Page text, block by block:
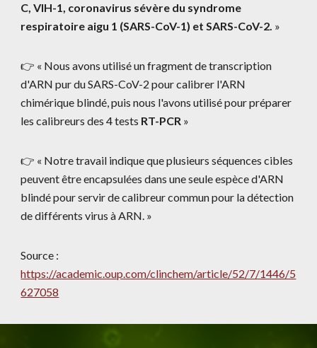
C, VIH-1, coronavirus sévère du syndrome
respiratoire aigu 1 (SARS-CoV-1) et SARS-CoV-2. »
👉 « Nous avons utilisé un fragment de transcription
d'ARN pur du SARS-CoV-2 pour calibrer l'ARN
chimérique blindé, puis nous l'avons utilisé pour préparer
les calibreurs des 4 tests RT-PCR »
👉 « Notre travail indique que plusieurs séquences cibles
peuvent être encapsulées dans une seule espèce d'ARN
blindé pour servir de calibreur commun pour la détection
de différents virus à ARN. »
Source :
https://academic.oup.com/clinchem/article/52/7/1446/5
627058